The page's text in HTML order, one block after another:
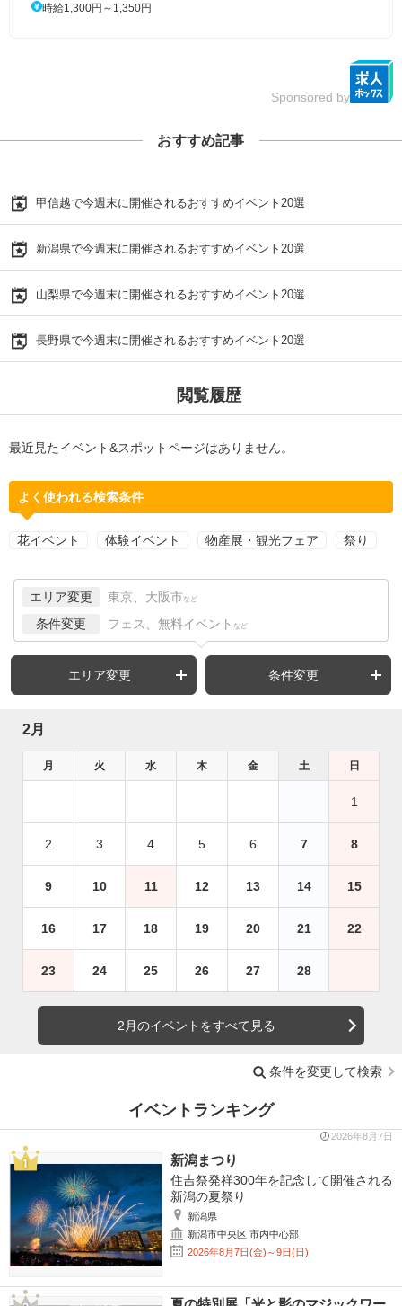
時給1,300円～1,350円
Sponsored by
おすすめ記事
甲信越で今週末に開催されるおすすめイベント20選
新潟県で今週末に開催されるおすすめイベント20選
山梨県で今週末に開催されるおすすめイベント20選
長野県で今週末に開催されるおすすめイベント20選
閲覧履歴
最近見たイベント&スポットページはありません。
よく使われる検索条件
花イベント 体験イベント 物産展・観光フェア 祭り
エリア変更 東京、大阪市 など
条件変更 フェス、無料イベント など
エリア変更 条件変更
2月
月 火 水 木 金 土 日
1
2 3 4 5 6 7 8
9 10 11 12 13 14 15
16 17 18 19 20 21 22
23 24 25 26 27 28
2月のイベントをすべて見る
条件を変更して検索
イベントランキング
2026年8月7日
新潟まつり
住吉祭発祥300年を記念して開催される
新潟の夏祭り
新潟県
新潟市中央区 市内中心部
2026年8月7日(金)～9日(日)